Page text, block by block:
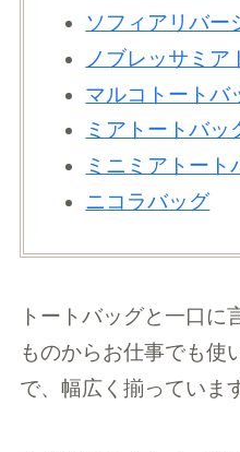
ソフィアリバー
ノブレッサミア
マルコトートバ
ミアトートバッ
ミニミアトート
ニコラバッグ
トートバッグと一口に
ものからお仕事でも使
で、幅広く揃っていま